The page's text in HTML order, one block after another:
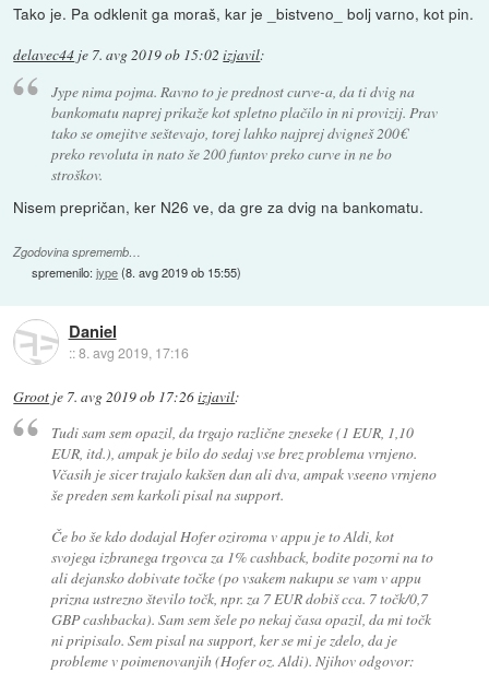
Tako je. Pa odklenit ga moraš, kar je _bistveno_ bolj varno, kot pin.
delavec44 je 7. avg 2019 ob 15:02 izjavil:
Jype nima pojma. Ravno to je prednost curve-a, da ti dvig na
bankomatu naprej prikaže kot spletno plačilo in ni provizij. Prav
tako se omejitve seštevajo, torej lahko najprej dvigneš 200€
preko revoluta in nato še 200 funtov preko curve in ne bo
stroškov.
Nisem prepričan, ker N26 ve, da gre za dvig na bankomatu.
Zgodovina sprememb…
spremenilo:jype(8. avg 2019 ob 15:55)
Daniel
::8. avg 2019, 17:16
Groot je 7. avg 2019 ob 17:26izjavil:
Tudi sam sem opazil, da trgajo različne zneseke (1 EUR, 1,10
EUR, itd.), ampak je bilo do sedaj vse brez problema vrnjeno.
Včasih je sicer trajalo kakšen dan ali dva, ampak vseeno vrnjeno
še preden sem karkoli pisal na support.
Če bo še kdo dodajal Hofer oziroma v appu je to Aldi, kot
svojega izbranega trgovca za 1% cashback, bodite pozorni na to
ali dejansko dobivate točke (po vsakem nakupu se vam v appu
prizna ustrezno število točk, npr. za 7 EUR dobiš cca. 7 točk/0,7
GBP cashbacka). Sam sem šele po nekaj časa opazil, da mi točk
ni pripisalo. Sem pisal na support, ker se mi je zdelo, da je
probleme v poimenovanjih (Hofer oz. Aldi). Njihov odgovor: